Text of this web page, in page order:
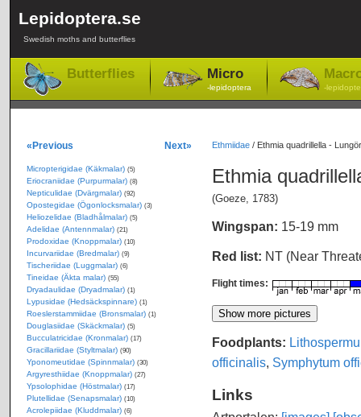
Lepidoptera.se
Swedish moths and butterflies
Butterflies Micro
-lepidoptera -
Ethmiidae/ Ethmia quadrillella -
Ethmia
(Goeze, 1783)
Wingspan: 15-19 mm
Red list: NT (Near
Flight times:
Foodplants:
officinalis, Symphytum
Links
«Previous Next»
Micropterigidae (Käkmalar) (5)
Eriocraniidae (Purpurmalar) (8)
Nepticulidae (Dvärgmalar) (92)
Opostegidae (Ögonlocksmalar) (3)
Heliozelidae (Bladhålmalar) (5)
Adelidae (Antennmalar) (21)
Prodoxidae (Knoppmalar) (10)
Incurvariidae (Bredmalar) (9)
Tischeriidae (Luggmalar) (6)
Tineidae (Äkta malar) (55)
Dryadaulidae (Dryadmalar) (1)
Lypusidae (Hedsäckspinnare) (1)
Roeslerstammiidae (Bronsmalar) (1)
Douglasiidae (Skäckmalar) (5)
Bucculatricidae (Kronmalar) (17)
Gracillariidae (Styltmalar) (90)
Yponomeutidae (Spinnmalar) (30)
Argyresthiidae (Knoppmalar) (27)
Ypsolophidae (Höstmalar) (17)
Plutellidae (Senapsmalar) (10)
Acrolepiidae (Kluddmalar) (6)